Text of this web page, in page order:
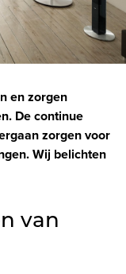
en zorgen
De continue
zorgen voor
Wij belichten
van